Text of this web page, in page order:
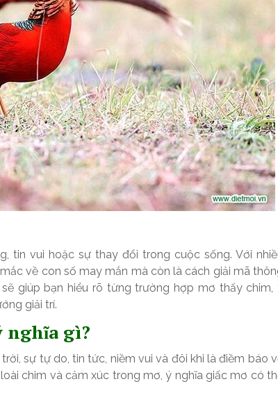
tin vui hoặc sự thay đổi trong cuộc sống. Với
về con số may mắn mà còn là cách giải mã
giúp bạn hiểu rõ từng trường hợp mơ thấy chim,
giải trí.
nghĩa gì?
sự tự do, tin tức, niềm vui và đôi khi là điềm báo
chim và cảm xúc trong mơ, ý nghĩa giấc mơ có